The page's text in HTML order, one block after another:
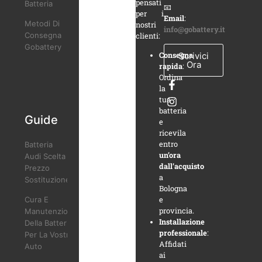
pensati
per i
nostri
clienti:
Consegna
rapida:
Ordina
la
tua
batteria
e
ricevila
entro
un’ora
dall’acquisto
a
Bologna
e
provincia.
Installazione
professionale:
Affidati
ai
📧
Email:
info@gobattery.it
Scrivici
Ora
Batteria
Metodi Di
Consegna
Gobattery
Guide
Batteria
Audi Scelta
Prezzo
Sostituzione
Cura E
Manutenzione
Della Batteria
Per La Vostra
Auto